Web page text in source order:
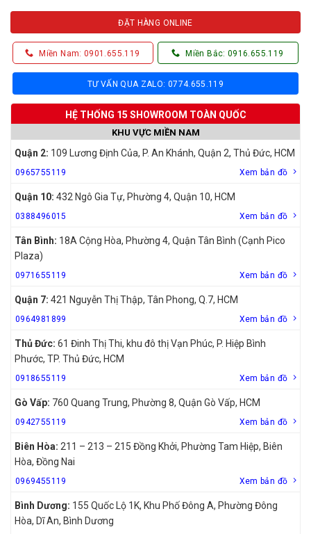
ĐẶT HÀNG ONLINE
Miền Nam: 0901.655.119 Miền Bắc: 0916.655.119
TƯ VẤN QUA ZALO: 0774.655.119
HỆ THỐNG 15 SHOWROOM TOÀN QUỐC
KHU VỰC MIỀN NAM
Quận 2: 109 Lương Định Của, P. An Khánh, Quận 2, Thủ Đức, HCM
0965755119 Xem bản đồ
Quận 10: 432 Ngô Gia Tự, Phường 4, Quận 10, HCM
0388496015 Xem bản đồ
Tân Bình: 18A Cộng Hòa, Phường 4, Quận Tân Bình (Cạnh Pico
Plaza)
0971655119 Xem bản đồ
Quận 7: 421 Nguyễn Thị Thập, Tân Phong, Q.7, HCM
0964981899 Xem bản đồ
Thủ Đức: 61 Đinh Thị Thi, khu đô thị Vạn Phúc, P. Hiệp Bình
Phước, TP. Thủ Đức, HCM
0918655119 Xem bản đồ
Gò Vấp: 760 Quang Trung, Phường 8, Quận Gò Vấp, HCM
0942755119 Xem bản đồ
Biên Hòa: 211 – 213 – 215 Đồng Khởi, Phường Tam Hiệp, Biên
Hòa, Đồng Nai
0969455119 Xem bản đồ
Bình Dương: 155 Quốc Lộ 1K, Khu Phố Đông A, Phường Đông
Hòa, Dĩ An, Bình Dương